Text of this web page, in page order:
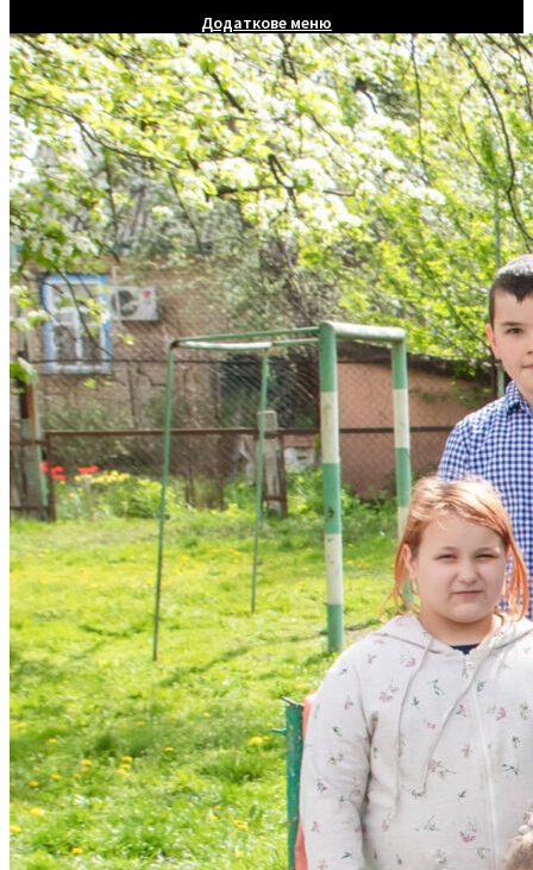
Додаткове меню